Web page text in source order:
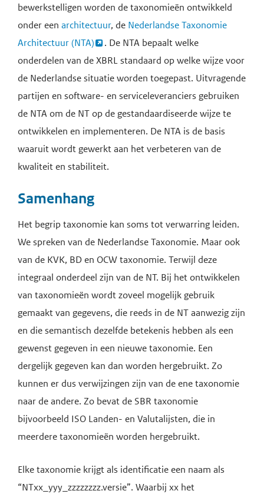
bewerkstelligen worden de taxonomieën ontwikkeld
onder een architectuur, de Nederlandse Taxonomie
Architectuur (NTA)
. De NTA bepaalt welke
onderdelen van de XBRL standaard op welke wijze voor
de Nederlandse situatie worden toegepast. Uitvragende
partijen en software- en serviceleveranciers gebruiken
de NTA om de NT op de gestandaardiseerde wijze te
ontwikkelen en implementeren. De NTA is de basis
waaruit wordt gewerkt aan het verbeteren van de
kwaliteit en stabiliteit.
Samenhang
Het begrip taxonomie kan soms tot verwarring leiden.
We spreken van de Nederlandse Taxonomie. Maar ook
van de KVK, BD en OCW taxonomie. Terwijl deze
integraal onderdeel zijn van de NT. Bij het ontwikkelen
van taxonomieën wordt zoveel mogelijk gebruik
gemaakt van gegevens, die reeds in de NT aanwezig zijn
en die semantisch dezelfde betekenis hebben als een
gewenst gegeven in een nieuwe taxonomie. Een
dergelijk gegeven kan dan worden hergebruikt. Zo
kunnen er dus verwijzingen zijn van de ene taxonomie
naar de andere. Zo bevat de SBR taxonomie
bijvoorbeeld ISO Landen- en Valutalijsten, die in
meerdere taxonomieën worden hergebruikt.
Elke taxonomie krijgt als identificatie een naam als
“NTxx_yyy_zzzzzzzz.versie”. Waarbij xx het